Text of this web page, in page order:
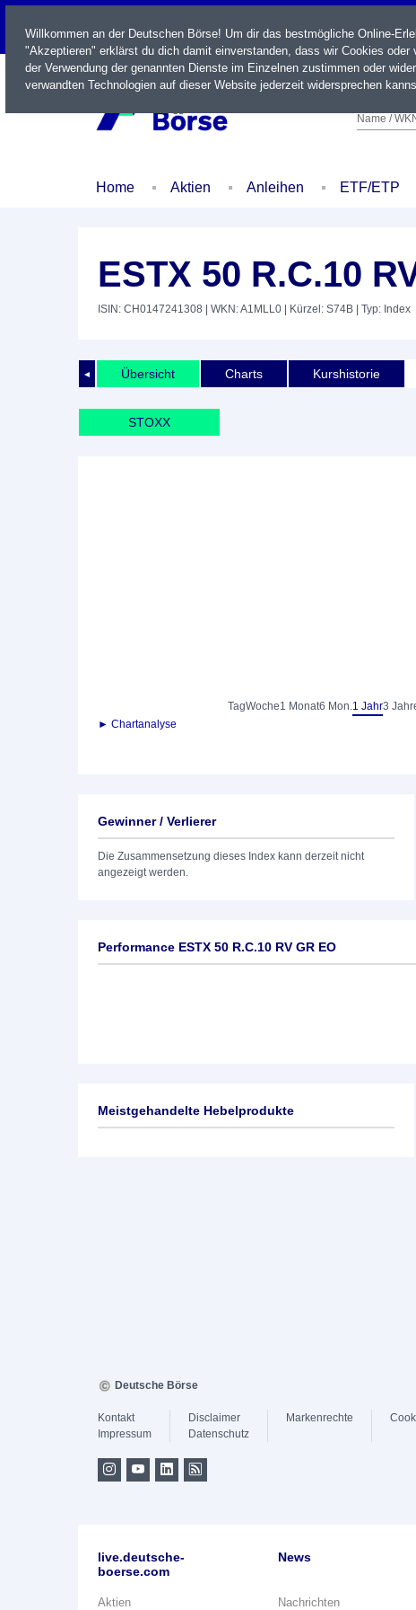
LIVE
Name /
Home Aktien Anleihen ETF/ETP
ESTX 50 R.C.10
ISIN: CH0147241308 | WKN: A1MLL0 | Kürzel: S74B | Typ: Index
◄ Übersicht Charts Kurshistorie
STOXX
TagWoche1 Monat6 Mon.1 Jahr3
► Chartanalyse
Gewinner / Verlierer
Die Zusammensetzung dieses Index kann derzeit nicht
angezeigt werden.
Performance ESTX 50 R.C.10 RV GR EO
Meistgehandelte Hebelprodukte
Willkommen an der Deutschen Börse! Um dir das bestmögliche Online-
"Akzeptieren" erklärst du dich damit einverstanden, dass wir Cookies
der Verwendung der genannten Dienste im Einzelnen zustimmen oder
verwandten Technologien auf dieser Website jederzeit widersprechen
Deutsche Börse
Kontakt
Impressum
Disclaimer
Datenschutz
Markenrechte
live.deutsche-
boerse.com
Aktien
News
Nachrichten